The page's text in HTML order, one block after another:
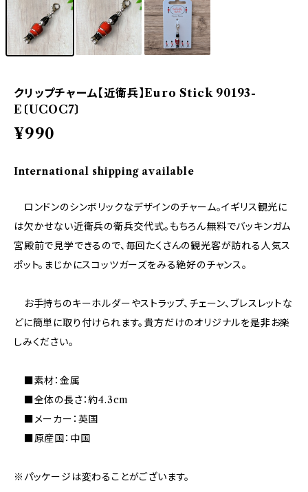
クリップチャーム【近衛兵】Euro Stick 90193-
E〔UCOC7〕
¥990
International shipping available
ロンドンのシンボリックなデザインのチャーム。イギリス観光に
は欠かせない近衛兵の衛兵交代式。もちろん無料でバッキンガム
宮殿前で見学できるので、毎回たくさんの観光客が訪れる人気ス
ポット。まじかにスコッツガーズをみる絶好のチャンス。
お手持ちのキーホルダーやストラップ、チェーン、ブレスレットな
どに簡単に取り付けられます。貴方だけのオリジナルを是非お楽
しみください。
■素材：金属
■全体の長さ：約4.3cm
■メーカー：英国
■原産国：中国
※パッケージは変わることがございます。